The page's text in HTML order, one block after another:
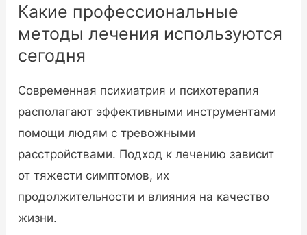
Какие профессиональные
методы лечения используются
сегодня
Современная психиатрия и психотерапия
располагают эффективными инструментами
помощи людям с тревожными
расстройствами. Подход к лечению зависит
от тяжести симптомов, их
продолжительности и влияния на качество
жизни.